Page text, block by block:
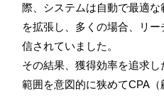
際、システムは自動で最適
を拡張し、多くの場合、リ
信されていました。
その結果、獲得効率を追求
範囲を意図的に狭めてCPA